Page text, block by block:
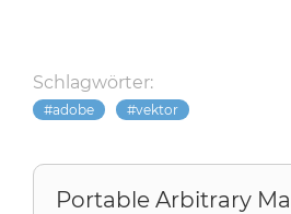
Schlagwörter:
adobe vektor
Portable Arbitrary